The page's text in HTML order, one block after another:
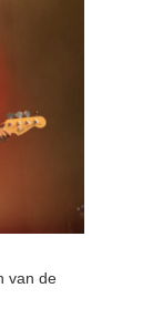
van de